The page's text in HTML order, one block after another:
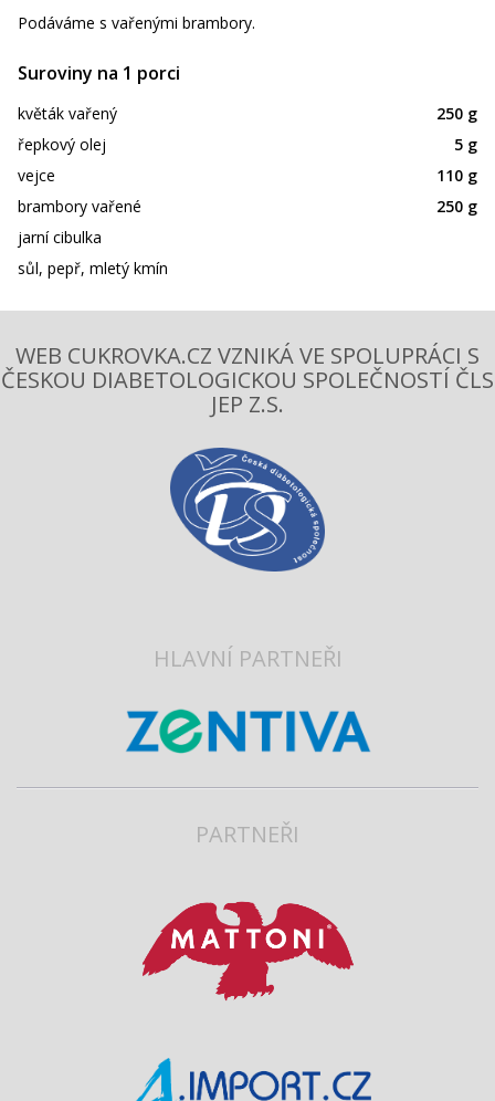
Podáváme s vařenými brambory.
Suroviny na 1 porci
květák vařený
250 g
řepkový olej
5 g
vejce
110 g
brambory vařené
250 g
jarní cibulka
sůl, pepř, mletý kmín
WEB CUKROVKA.CZ VZNIKÁ VE SPOLUPRÁCI S
ČESKOU DIABETOLOGICKOU SPOLEČNOSTÍ ČLS
JEP Z.S.
HLAVNÍ PARTNEŘI
PARTNEŘI